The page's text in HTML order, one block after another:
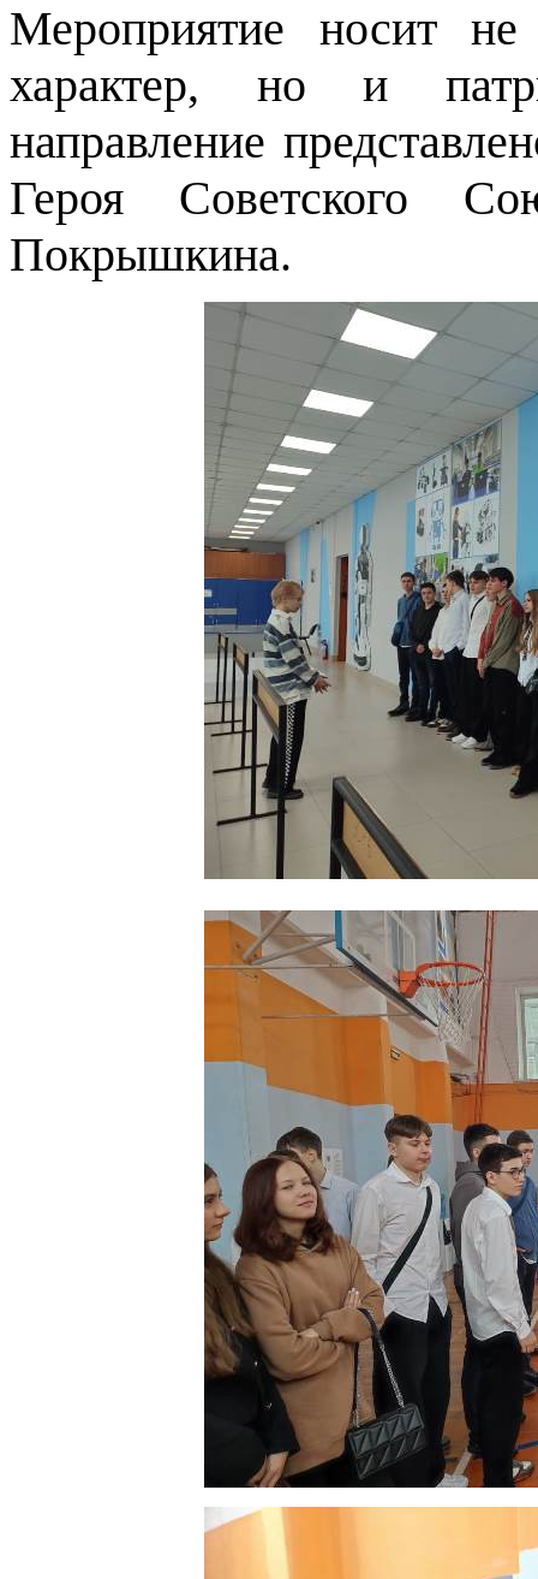
Мероприятие носит не
характер, но и
направление
Героя Советского
Покрышкина.